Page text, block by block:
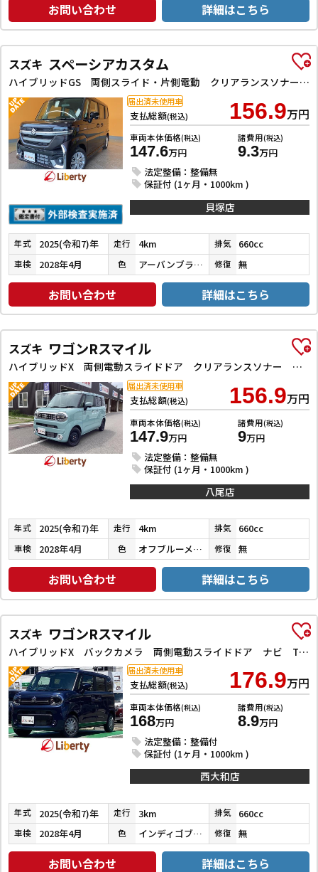
お問い合わせ 詳細はこちら
スズキ スペーシアカスタム
ハイブリッドGS 両側スライド・片側電動 クリアランスソナー オートクルーズコントロール レーンアシスト 衝突被害軽減システム オートライト LEDヘッドランプ スマートキー アイドリングストップ 電動格納ミラー
支払総額(税込) 156.9万円
車両本体価格(税込)
147.6万円
諸費用(税込)
9.3万円
法定整備：整備無
保証付 (1ヶ月・1000km )
届出済未使用車
貝塚店
年式 2025(令和7)年 走行 4km 排気 660cc
車検 2028年4月 色 アーバンブラウンパールメタリック 修復 無
お問い合わせ 詳細はこちら
スズキ ワゴンRスマイル
ハイブリッドX 両側電動スライドドア クリアランスソナー オートクルーズコントロール レーンアシスト 衝突被害軽減システム LEDヘッドランプ スマートキー アイドリングストップ 電動格納ミラー シートヒーター
支払総額(税込) 156.9万円
車両本体価格(税込)
147.9万円
諸費用(税込)
9万円
法定整備：整備無
保証付 (1ヶ月・1000km )
届出済未使用車
八尾店
年式 2025(令和7)年 走行 4km 排気 660cc
車検 2028年4月 色 オフブルーメタリック 修復 無
お問い合わせ 詳細はこちら
スズキ ワゴンRスマイル
ハイブリッドX バックカメラ 両側電動スライドドア ナビ TV クリアランスソナー オートクルーズコントロール レーンアシスト 衝突被害軽減システム オートライト LEDヘッドランプ スマートキー
支払総額(税込) 176.9万円
車両本体価格(税込)
168万円
諸費用(税込)
8.9万円
法定整備：整備付
保証付 (1ヶ月・1000km )
届出済未使用車
西大和店
年式 2025(令和7)年 走行 3km 排気 660cc
車検 2028年4月 色 インディゴブルーメタリック２ 修復 無
お問い合わせ 詳細はこちら